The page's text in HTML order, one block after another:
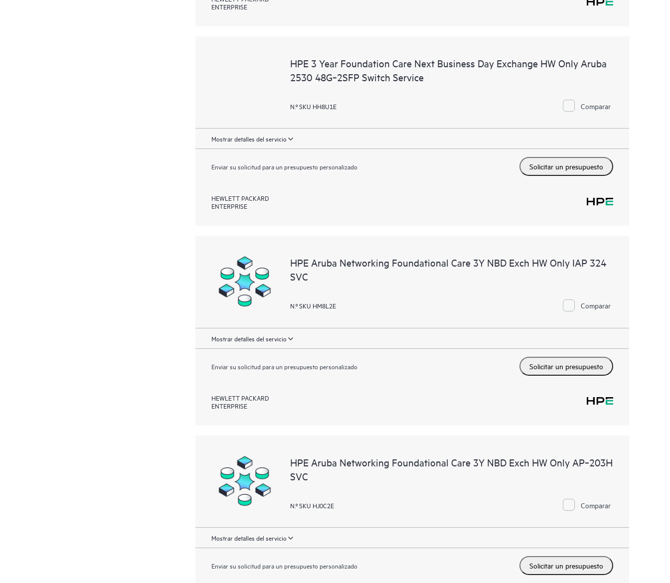
ENTERPRISE
HPE 3 Year Foundation Care Next Business Day Exchange HW Only Aruba
2530 48G‑2SFP Switch Service
N.º SKU HH8U1E Comparar
Mostrar detalles del servicio
Enviar su solicitud para un presupuesto personalizado Solicitar un presupuesto
HEWLETT PACKARD
ENTERPRISE
HPE Aruba Networking Foundational Care 3Y NBD Exch HW Only IAP 324
SVC
N.º SKU HM8L2E Comparar
Mostrar detalles del servicio
Enviar su solicitud para un presupuesto personalizado Solicitar un presupuesto
HEWLETT PACKARD
ENTERPRISE
HPE Aruba Networking Foundational Care 3Y NBD Exch HW Only AP‑203H
SVC
N.º SKU HJ0C2E Comparar
Mostrar detalles del servicio
Enviar su solicitud para un presupuesto personalizado Solicitar un presupuesto